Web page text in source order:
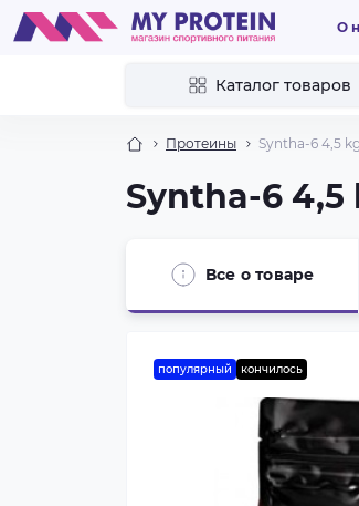
О
Каталог товаров
Протеины Syntha-6 4,5 kg
Syntha-6 4,5
Все о товаре
популярный кончилось